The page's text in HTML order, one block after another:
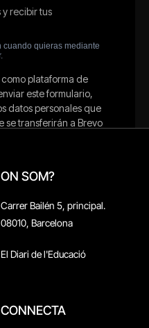
ON SOM?
Carrer Bailén 5, principal.
08010, Barcelona
El Diari de l'Educació
CONNECTA